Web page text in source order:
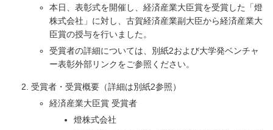
本日、表彰式を開催し、経済産業大臣賞を受賞した「燈
株式会社」に対し、古賀経済産業副大臣から経済産業大
臣賞の授与を行いました。
受賞者の詳細については、別紙2および大学発ベンチャ
ー表彰外部リンクをご参照ください。
受賞者・受賞概要（詳細は別紙2参照）
経済産業大臣賞 受賞者
燈株式会社